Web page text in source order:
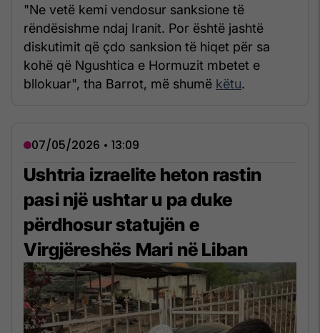
"Ne vetë kemi vendosur sanksione të
rëndësishme ndaj Iranit. Por është jashtë
diskutimit që çdo sanksion të hiqet për sa
kohë që Ngushtica e Hormuzit mbetet e
bllokuar", tha Barrot, më shumë këtu.
07/05/2026 • 13:09
Ushtria izraelite heton rastin
pasi një ushtar u pa duke
përdhosur statujën e
Virgjëreshës Mari në Liban